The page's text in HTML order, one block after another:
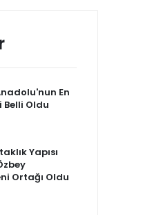
En
Belli Oldu
Yapısı
Ortağı Oldu